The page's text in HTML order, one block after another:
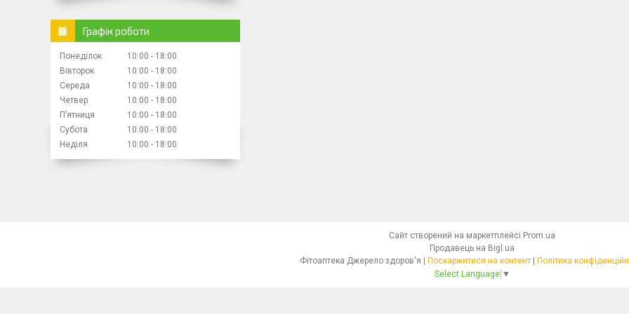
Графік роботи
Понеділок 10:00
18:00
Вівторок
10:00
18:00
Середа
10:00
18:00
Четвер
10:00
18:00
Пʼятниця
10:00
18:00
Субота
10:00
18:00
Неділя
10:00 18:00
Сайт створений на маркетплейсі Prom.ua
Продавець на Bigl.ua
Поскаржитися на контент
Політика
Select Language ▼